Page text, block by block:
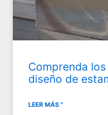
Comprenda
diseño de
LEER MÁS "